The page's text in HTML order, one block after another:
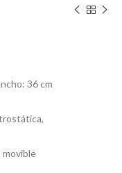
36 cm
movible